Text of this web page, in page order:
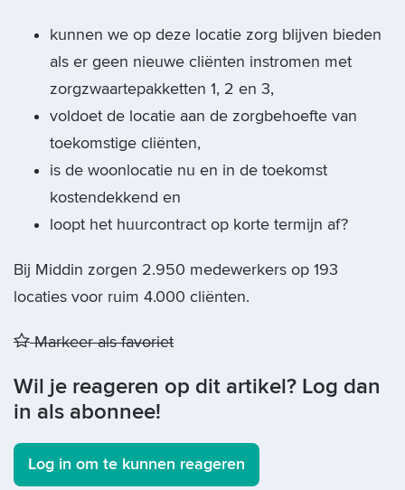
kunnen we op deze locatie zorg blijven bieden
als er geen nieuwe cliënten instromen met
zorgzwaartepakketten 1, 2 en 3,
voldoet de locatie aan de zorgbehoefte van
toekomstige cliënten,
is de woonlocatie nu en in de toekomst
kostendekkend en
loopt het huurcontract op korte termijn af?
Bij Middin zorgen 2.950 medewerkers op 193
locaties voor ruim 4.000 cliënten.
Markeer als favoriet
Wil je reageren op dit artikel? Log dan
in als abonnee!
Log in om te kunnen reageren